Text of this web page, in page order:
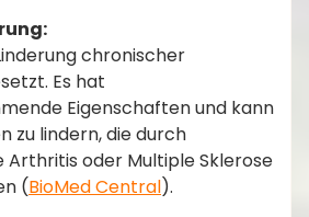
chronischer
Es hat
Eigenschaften und kann
zu lindern, die durch
Arthritis oder Multiple Sklerose
(BioMed Central)​.